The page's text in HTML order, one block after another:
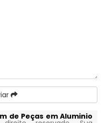
de Peças em Aluminio